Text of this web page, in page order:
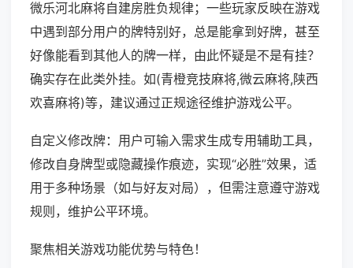
微乐河北麻将自建房胜负规律；一些玩家反映在游戏
中遇到部分用户的牌特别好，总是能拿到好牌，甚至
好像能看到其他人的牌一样，由此怀疑是不是有挂？
确实存在此类外挂。如(青橙竞技麻将,微云麻将,陕西
欢喜麻将)等，建议通过正规途径维护游戏公平。
自定义修改牌：用户可输入需求生成专用辅助工具，
修改自身牌型或隐藏操作痕迹，实现“必胜”效果，适
用于多种场景（如与好友对局），但需注意遵守游戏
规则，维护公平环境。
聚焦相关游戏功能优势与特色！